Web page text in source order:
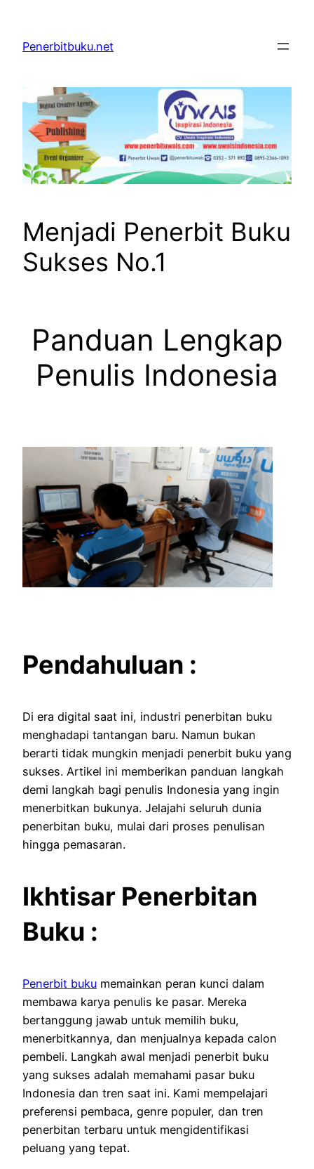
content
Penerbitbuku.net
Menjadi Penerbit Buku
Sukses No.1
Panduan Lengkap
Penulis Indonesia
Pendahuluan :
Di era digital saat ini, industri penerbitan buku
menghadapi tantangan baru. Namun bukan
berarti tidak mungkin menjadi penerbit buku yang
sukses. Artikel ini memberikan panduan langkah
demi langkah bagi penulis Indonesia yang ingin
menerbitkan bukunya. Jelajahi seluruh dunia
penerbitan buku, mulai dari proses penulisan
hingga pemasaran.
Ikhtisar Penerbitan
Buku :
Penerbit buku memainkan peran kunci dalam
membawa karya penulis ke pasar. Mereka
bertanggung jawab untuk memilih buku,
menerbitkannya, dan menjualnya kepada calon
pembeli. Langkah awal menjadi penerbit buku
yang sukses adalah memahami pasar buku
Indonesia dan tren saat ini. Kami mempelajari
preferensi pembaca, genre populer, dan tren
penerbitan terbaru untuk mengidentifikasi
peluang yang tepat.